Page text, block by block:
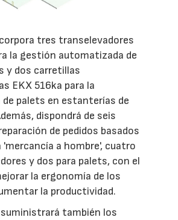
tres transelevadores
la gestión automatizada de
y dos carretillas
EKX 516ka para la
de palets en estanterías de
dispondrá de seis
de pedidos basados
a hombre', cuatro
y dos para palets, con el
la ergonomía de los
la productividad.
suministrará también los